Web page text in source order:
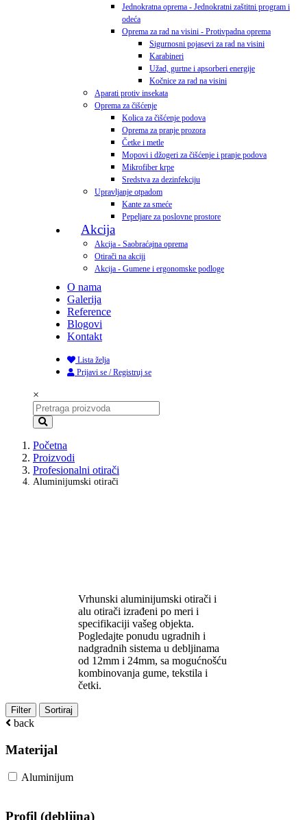
Jednokratna oprema - Jednokratni zaštitni program i
odeća
Oprema za rad na visini - Protivpadna oprema
Sigurnosni pojasevi za rad na visini
Karabineri
Užad, gurtne i apsorberi energije
Kočnice za rad na visini
Aparati protiv insekata
Oprema za čišćenje
Kolica za čišćenje podova
Oprema za pranje prozora
Četke i metle
Mopovi i džogeri za čišćenje i pranje podova
Mikrofiber krpe
Sredstva za dezinfekciju
Upravljanje otpadom
Kante za smeće
Pepeljare za poslovne prostore
Akcija
Akcija - Saobraćajna oprema
Otirači na akciji
Akcija - Gumene i ergonomske podloge
O nama
Galerija
Reference
Blogovi
Kontakt
Lista želja
Prijavi se / Registruj se
×
Početna
Proizvodi
Profesionalni otirači
Aluminijumski otirači
Vrhunski aluminijumski otirači i
alu otirači izrađeni po meri i
specifikaciji vašeg objekta.
Pogledajte ponudu ugradnih i
nadgradnih sistema u debljinama
od 12mm i 24mm, sa mogućnošću
kombinovanja gume, tekstila i
četki.
Filter Sortiraj
back
Materijal
Aluminijum
Profil (debljina)